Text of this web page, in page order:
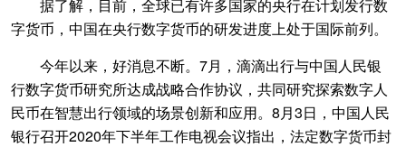
据了解，目前，全球已有许多国家的央行在计划发行数
字货币，中国在央行数字货币的研发进度上处于国际前列。
今年以来，好消息不断。7月，滴滴出行与中国人民银
行数字货币研究所达成战略合作协议，共同研究探索数字人
民币在智慧出行领域的场景创新和应用。8月3日，中国人民
银行召开2020年下半年工作电视会议指出，法定数字货币封